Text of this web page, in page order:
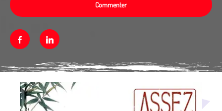
Commenter
FacebookLinkedin
Média secondaire